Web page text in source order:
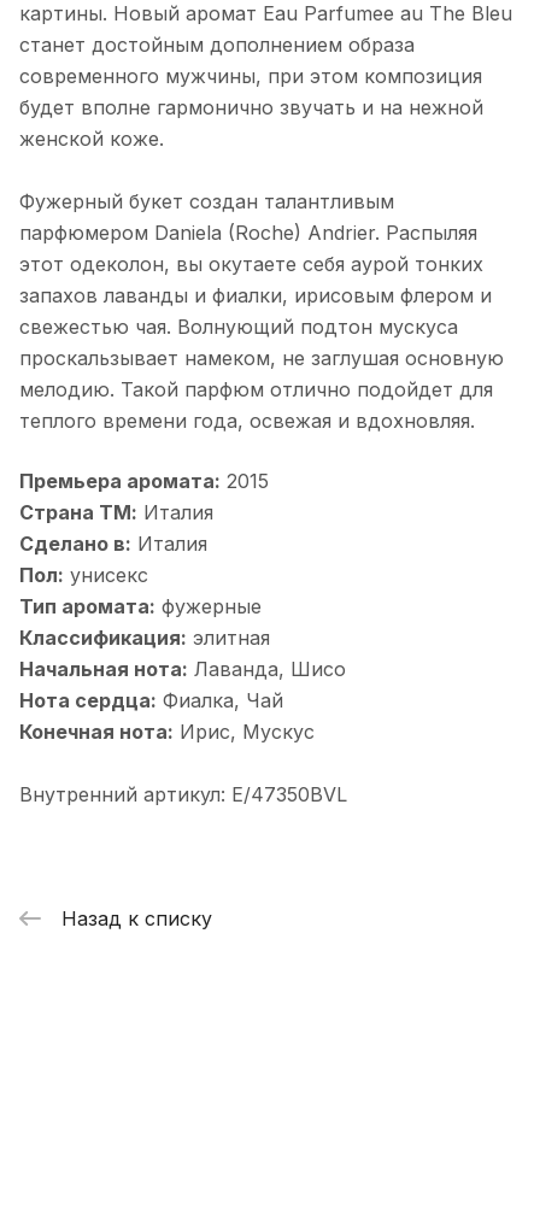
картины. Новый аромат Eau Parfumee au The Bleu
станет достойным дополнением образа
современного мужчины, при этом композиция
будет вполне гармонично звучать и на нежной
женской коже.
Фужерный букет создан талантливым
парфюмером Daniela (Roche) Andrier. Распыляя
этот одеколон, вы окутаете себя аурой тонких
запахов лаванды и фиалки, ирисовым флером и
свежестью чая. Волнующий подтон мускуса
проскальзывает намеком, не заглушая основную
мелодию. Такой парфюм отлично подойдет для
теплого времени года, освежая и вдохновляя.
Премьера аромата: 2015
Страна ТМ: Италия
Сделано в: Италия
Пол: унисекс
Тип аромата: фужерные
Классификация: элитная
Начальная нота: Лаванда, Шисо
Нота сердца: Фиалка, Чай
Конечная нота: Ирис, Мускус
Внутренний артикул: Е/47350BVL
Назад к списку